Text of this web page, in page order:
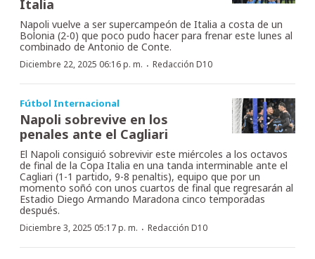
Italia
Napoli vuelve a ser supercampeón de Italia a costa de un
Bolonia (2-0) que poco pudo hacer para frenar este lunes al
combinado de Antonio de Conte.
Diciembre 22, 2025 06:16 p. m. · Redacción D10
Fútbol Internacional
Napoli sobrevive en los
penales ante el Cagliari
El Napoli consiguió sobrevivir este miércoles a los octavos
de final de la Copa Italia en una tanda interminable ante el
Cagliari (1-1 partido, 9-8 penaltis), equipo que por un
momento soñó con unos cuartos de final que regresarán al
Estadio Diego Armando Maradona cinco temporadas
después.
Diciembre 3, 2025 05:17 p. m. · Redacción D10